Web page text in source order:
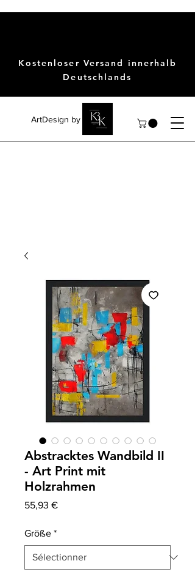
ArtDesign by KBK
Kostenloser Versand innerhalb
Deutschlands
Abstracktes Wandbild II
- Art Print mit
Holzrahmen
55,93 €Prix
Größe *